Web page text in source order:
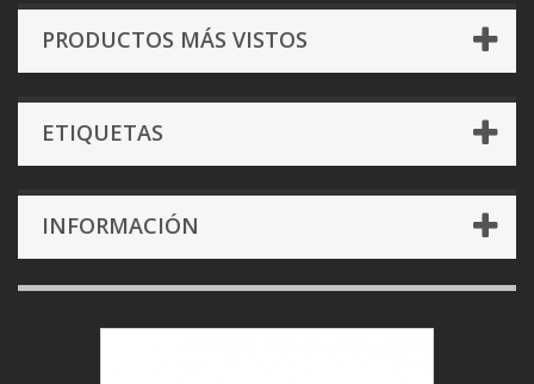
PRODUCTOS MÁS VISTOS
ETIQUETAS
INFORMACIÓN